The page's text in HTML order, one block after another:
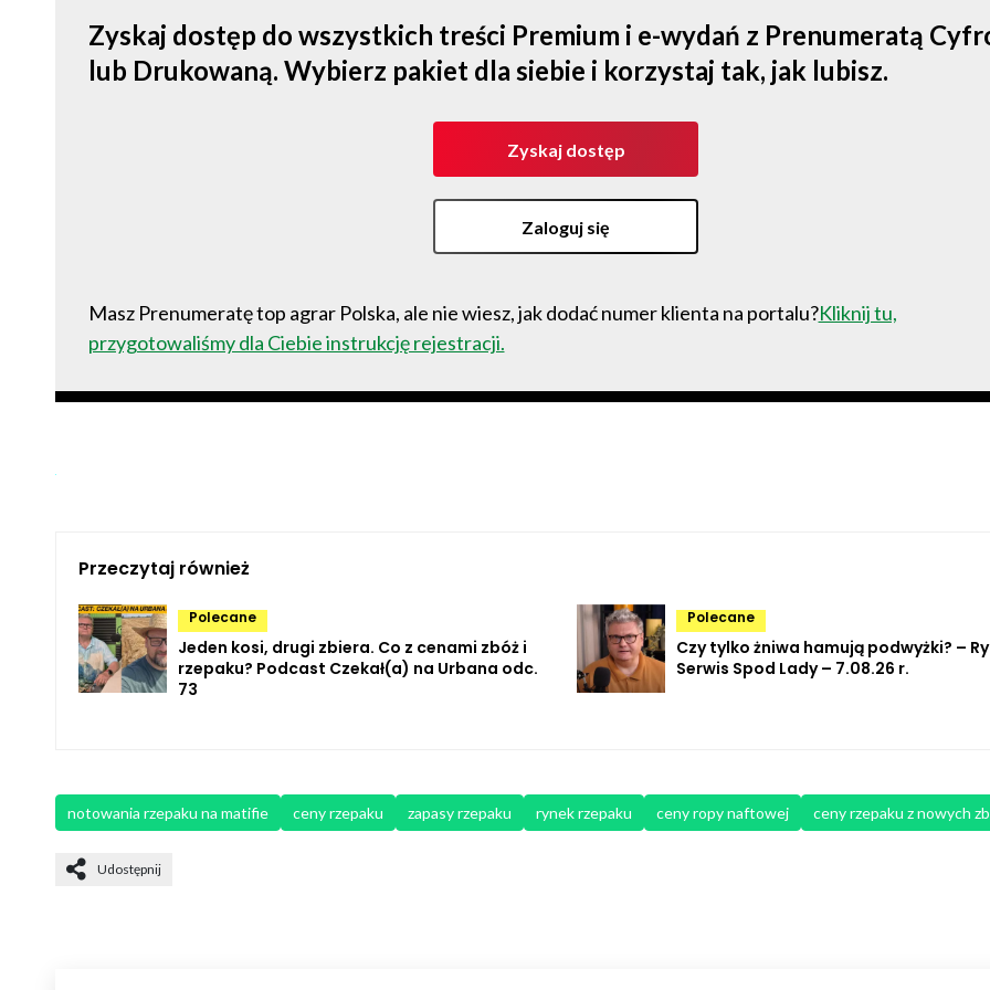
Zyskaj dostęp do wszystkich treści Premium i e-wydań z Prenumeratą
lub Drukowaną. Wybierz pakiet dla siebie i korzystaj tak, jak lubisz.
Zyskaj dostęp
Zaloguj się
Masz Prenumeratę top agrar Polska, ale nie wiesz, jak dodać numer klienta na portalu?Kliknij tu,
przygotowaliśmy dla Ciebie instrukcję rejestracji.
Przeczytaj również
Polecane
Jeden kosi, drugi zbiera. Co z cenami zbóż i
rzepaku? Podcast Czekał(a) na Urbana odc.
73
Polecane
Czy tylko żniwa hamują podwyżki? –
Serwis Spod Lady – 7.08.26 r.
notowania rzepaku na matifie ceny rzepaku zapasy rzepaku rynek rzepaku ceny ropy naftowej ceny rzepaku z nowych
Udostępnij